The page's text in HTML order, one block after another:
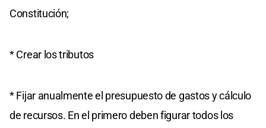
Constitución;
* Crear los tributos
* Fijar anualmente el presupuesto de gastos y cálculo
de recursos. En el primero deben figurar todos los